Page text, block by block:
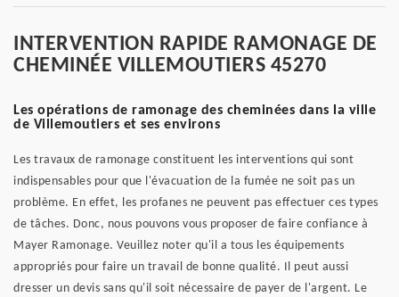
INTERVENTION RAPIDE RAMONAGE DE
CHEMINÉE VILLEMOUTIERS 45270
Les opérations de ramonage des cheminées dans la ville
de Villemoutiers et ses environs
Les travaux de ramonage constituent les interventions qui sont
indispensables pour que l'évacuation de la fumée ne soit pas un
problème. En effet, les profanes ne peuvent pas effectuer ces types
de tâches. Donc, nous pouvons vous proposer de faire confiance à
Mayer Ramonage. Veuillez noter qu'il a tous les équipements
appropriés pour faire un travail de bonne qualité. Il peut aussi
dresser un devis sans qu'il soit nécessaire de payer de l'argent. Le